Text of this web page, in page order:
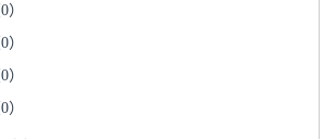
0）
0）
0）
0）